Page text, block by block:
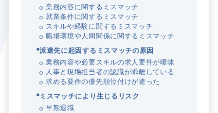
業務内容に関するミスマッチ
就業条件に関するミスマッチ
スキルや経験に関するミスマッチ
職場環境や人間関係に関するミスマッチ
派遣先に起因するミスマッチの原因
業務内容や必要スキルの求人要件が曖昧
人事と現場担当者の認識が乖離している
求める要件の優先順位付けが違った
ミスマッチにより生じるリスク
早期退職